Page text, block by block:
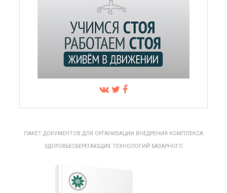
ПАКЕТ ДОКУМЕНТОВ ДЛЯ ОРГАНИЗАЦИИ ВНЕДРЕНИЯ КОМПЛЕКСА
ЗДОРОВЬЕСБЕРЕГАЮЩИХ ТЕХНОЛОГИЙ БАЗАРНОГО